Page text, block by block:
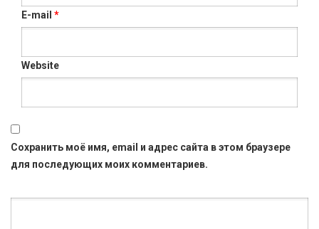
E-mail *
Website
Сохранить моё имя, email и адрес сайта в этом браузере
для последующих моих комментариев.